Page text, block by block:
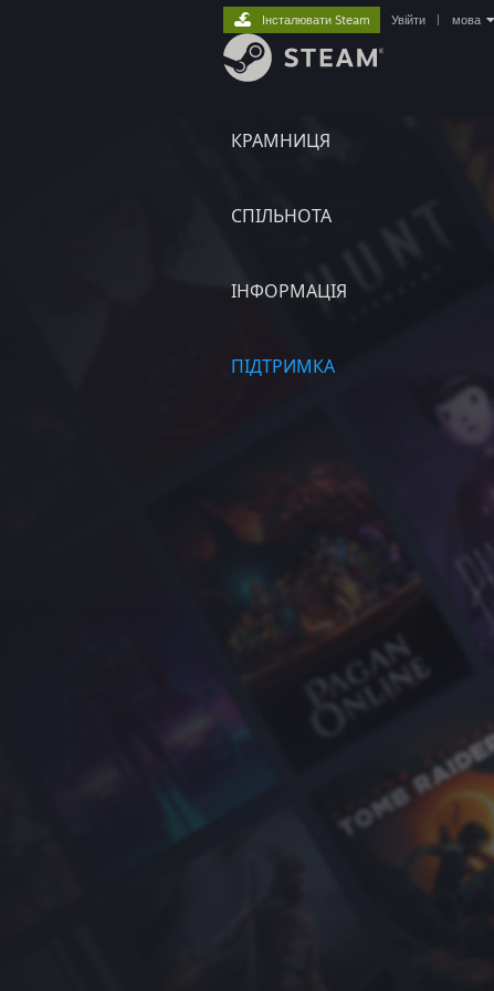
КРАМНИЦЯ
СПІЛЬНОТА
ІНФОРМАЦІЯ
ПІДТРИМКА
Інсталювати Steam Увійти мова